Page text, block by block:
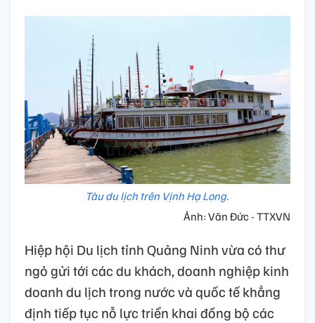
Tàu du lịch trên Vịnh Hạ Long.
Ảnh: Văn Đức - TTXVN
Hiệp hội Du lịch tỉnh Quảng Ninh vừa có thư
ngỏ gửi tới các du khách, doanh nghiệp kinh
doanh du lịch trong nước và quốc tế khẳng
định tiếp tục nỗ lực triển khai đồng bộ các